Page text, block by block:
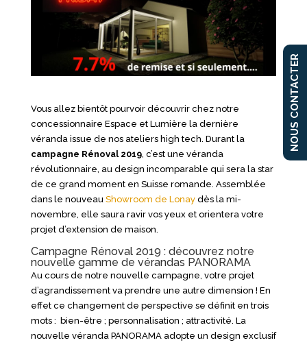
Vous allez bientôt pourvoir découvrir chez notre
concessionnaire Espace et Lumière la dernière
véranda issue de nos ateliers high tech. Durant la
campagne Rénoval 2019, c’est une véranda
révolutionnaire, au design incomparable qui sera la star
de ce grand moment en Suisse romande. Assemblée
dans le nouveau Showroom de Lonaydès la mi-
novembre, elle saura ravir vos yeux et orientera votre
projet d’extension de maison.
Campagne Rénoval 2019 : découvrez notre
nouvelle gamme de vérandas PANORAMA
Au cours de notre nouvelle campagne, votre projet
d’agrandissement va prendre une autre dimension ! En
effet ce changement de perspective se définit en trois
mots : bien-être ; personnalisation ; attractivité. La
nouvelle véranda PANORAMA adopte un design exclusif
NOUS CONTACTER